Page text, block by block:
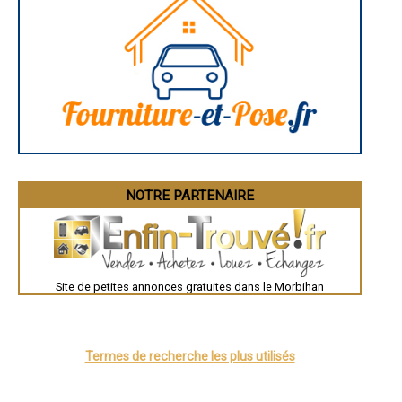
- Entreprise de carrelage / faïence à Guégon
- Entreprise de carrelage / faïence à Plougoumelen
- Entreprise de carrelage / faïence à Plumelin
- Entreprise de carrelage / faïence à La Gacilly
- Entreprise de carrelage / faïence à Guiscriff
- Entreprise de carrelage / faïence à Sainte-Anne-d'Auray
- Entreprise de carrelage / faïence à Bréhan
- Entreprise de carrelage / faïence à Bubry
- Entreprise de carrelage / faïence à Groix
- Entreprise de carrelage / faïence à Arzon
- Entreprise de carrelage / faïence à Saint-Pierre-Quiberon
- Entreprise de carrelage / faïence à Colpo
- Entreprise de carrelage / faïence à Meucon
- Entreprise de carrelage / faïence à Étel
- Entreprise de carrelage / faïence à Taupont
- Entreprise de carrelage / faïence à Le Sourn
- Entreprise de carrelage / faïence à Plouharnel
NOTRE PARTENAIRE
Site de petites annonces gratuites dans le Morbihan
Termes de recherche les plus utilisés